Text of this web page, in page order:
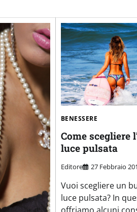
BENESSERE
Come scegliere
luce pulsata
Editore 27 Febbraio
Vuoi scegliere un
luce pulsata? In